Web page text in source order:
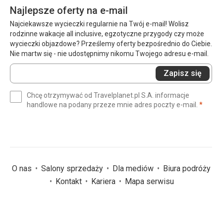
Najlepsze oferty na e-mail
Najciekawsze wycieczki regularnie na Twój e-mail! Wolisz
rodzinne wakacje all inclusive, egzotyczne przygody czy może
wycieczki objazdowe? Prześlemy oferty bezpośrednio do Ciebie.
Nie martw się - nie udostępnimy nikomu Twojego adresu e-mail.
Wprowadź
swój
(wymagane)
Zapisz się
Chcę otrzymywać od Travelplanet.pl S.A. informacje
handlowe na podany przeze mnie adres poczty e-mail. *
O nas Salony sprzedaży Dla mediów
Biura podróży
Kontakt
Kariera Mapa serwisu